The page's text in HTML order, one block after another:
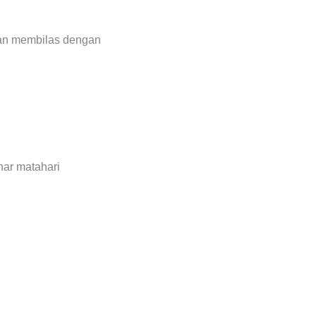
membilas dengan
matahari